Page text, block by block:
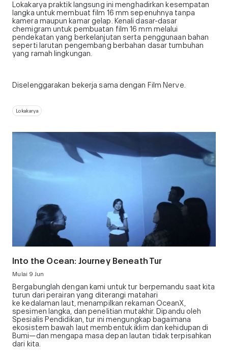
Lokakarya praktik langsung ini menghadirkan kesempatan
langka untuk membuat film 16 mm sepenuhnya tanpa
kamera maupun kamar gelap. Kenali dasar-dasar
chemigram untuk pembuatan film 16 mm melalui
pendekatan yang berkelanjutan serta penggunaan bahan
seperti larutan pengembang berbahan dasar tumbuhan
yang ramah lingkungan.
Diselenggarakan bekerja sama dengan Film Nerve.
Lokakarya
Into the Ocean: Journey Beneath Tur
Mulai 9 Jun
Bergabunglah dengan kami untuk tur berpemandu saat kita
turun dari perairan yang diterangi matahari
ke kedalaman laut, menampilkan rekaman OceanX,
spesimen langka, dan penelitian mutakhir. Dipandu oleh
Spesialis Pendidikan, tur ini mengungkap bagaimana
ekosistem bawah laut membentuk iklim dan kehidupan di
Bumi—dan mengapa masa depan lautan tidak terpisahkan
dari kita.